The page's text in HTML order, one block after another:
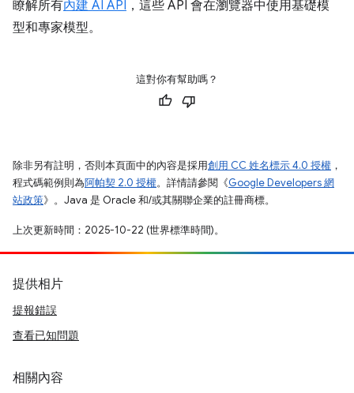
瞭解所有內建 AI API ，這些 API 會在瀏覽器中使用基礎模
型和專家模型。
這對你有幫助嗎？
除非另有註明，否則本頁面中的內容是採用創用 CC 姓名標示 4.0 授權 ，
程式碼範例則為阿帕契 2.0 授權。詳情請參閱《Google Developers 網
站政策》。Java 是 Oracle 和/或其關聯企業的註冊商標。
上次更新時間：2025-10-22 (世界標準時間)。
提供相片
提報錯誤
查看已知問題
相關內容